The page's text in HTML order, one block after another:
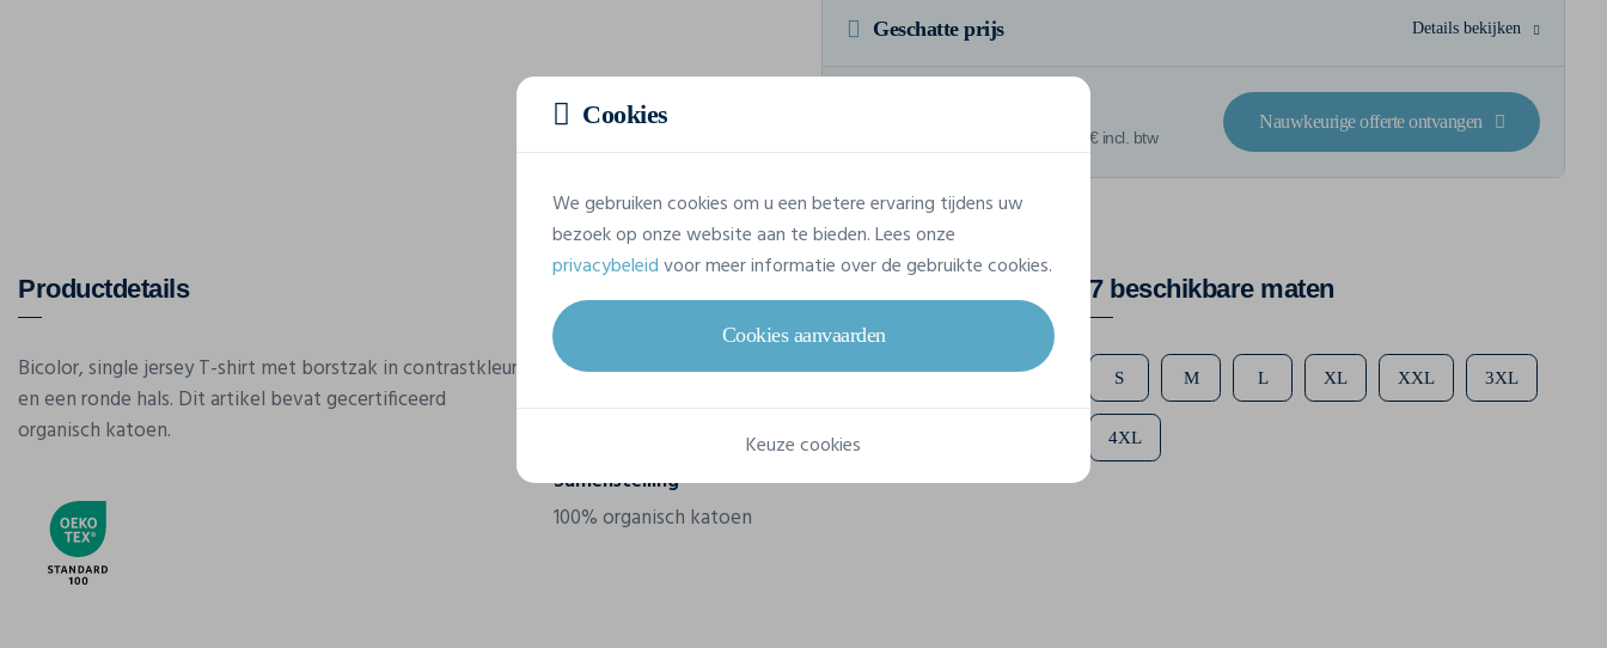
Geschatte prijs Details bekijken
Voor een totaalbedrag van 118,82 € incl. btw
Nauwkeurige offerte ontvangen
Productdetails
Bicolor, single jersey T-shirt met borstzak in contrastkleur
en een ronde hals. Dit artikel bevat gecertificeerd
organisch katoen.
Merk
James-Harvest
Samenstelling
100% organisch katoen
7 beschikbare maten
S M L XL XXL 3XL
4XL
Cookies
We gebruiken cookies om u een betere ervaring tijdens uw
bezoek op onze website aan te bieden. Lees onze
privacybeleidvoor meer informatie over de gebruikte cookies.
Cookies aanvaarden
Keuze cookies